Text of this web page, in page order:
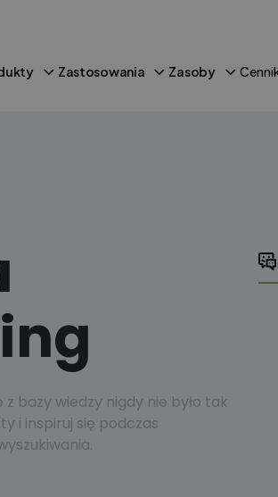
Zastosowania Zasoby
bazy wiedzy nigdy nie było tak
i inspiruj się podczas